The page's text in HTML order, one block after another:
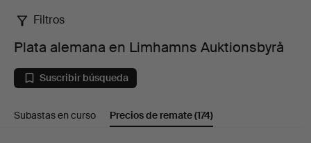
Plata
alemana
en
Limhamns
Filtros
Plata alemana en Limhamns Auktionsbyrå
Suscribir búsqueda
Subastas en curso Precios de remate(174)